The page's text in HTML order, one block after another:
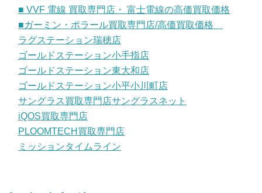
■ VVF 電線 買取専門店・ 富士電線の高価買取価格
■ガーミン・ポラール買取専門店/高価買取価格
ラグステーション瑞穂店
ゴールドステーション小手指店
ゴールドステーション東大和店
ゴールドステーション小平小川町店
サングラス買取専門店サングラスネット
iQOS買取専門店
PLOOMTECH買取専門店
ミッションタイムライン